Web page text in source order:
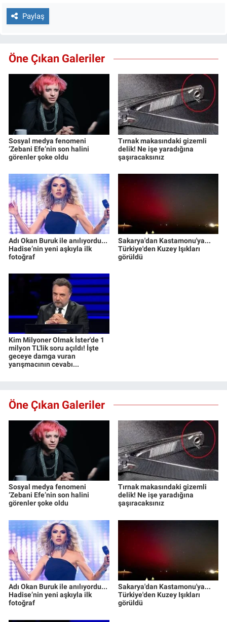
Paylaş
Öne Çıkan Galeriler
Sosyal medya fenomeni
‘Zebani Efe’nin son halini
görenler şoke oldu
Tırnak makasındaki gizemli
delik! Ne işe yaradığına
şaşıracaksınız
Adı Okan Buruk ile anılıyordu...
Hadise’nin yeni aşkıyla ilk
fotoğraf
Sakarya'dan Kastamonu'ya...
Türkiye'den Kuzey Işıkları
görüldü
Kim Milyoner Olmak İster'de 1
milyon TL'lik soru açıldı! İşte
geceye damga vuran
yarışmacının cevabı...
Öne Çıkan Galeriler
Sosyal medya fenomeni
‘Zebani Efe’nin son halini
görenler şoke oldu
Tırnak makasındaki gizemli
delik! Ne işe yaradığına
şaşıracaksınız
Adı Okan Buruk ile anılıyordu...
Hadise’nin yeni aşkıyla ilk
fotoğraf
Sakarya'dan Kastamonu'ya...
Türkiye'den Kuzey Işıkları
görüldü